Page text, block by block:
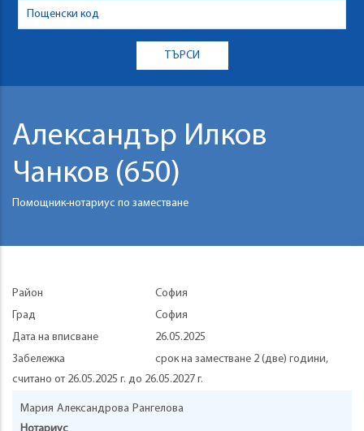
Александър Илков
Чанков (650)
Помощник-нотариус по заместване
Район
София
Град
София
Дата на вписване
26.05.2025
Забележка
срок на заместване 2 (две) години,
считано от 26.05.2025 г. до 26.05.2027 г.
Мария Александрова Рангелова